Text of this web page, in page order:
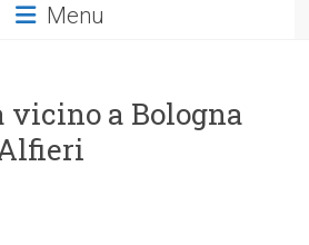
Menu
a Bologna